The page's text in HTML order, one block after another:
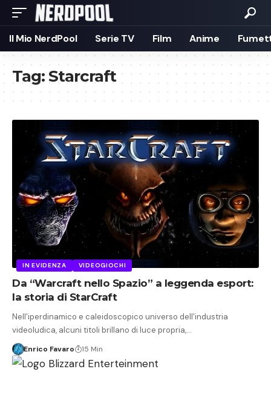
Il Mio NerdPool Serie TV Film Anime
Tag:Starcraft
IN EVIDENZA VIDEOGIOCHI
Da “Warcraft nello Spazio” a leggenda esport:
la storia di StarCraft
Nell'iperdinamico e caleidoscopico universo dell'industria
videoludica, alcuni titoli brillano di luce propria,…
Enrico Favaro 15 Min